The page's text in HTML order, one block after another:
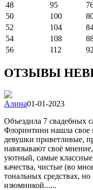
48
95
50
100
52
104
54
108
56
112 92
ОТЗЫВЫ
Алина01-01-2023
Объездила 7 свадебных
Флоринтини нашла свое
девушки приветливые,
навязывают своё
уютный, самые классные
качества, чистые (во
тональных средствах,
изюминкой......